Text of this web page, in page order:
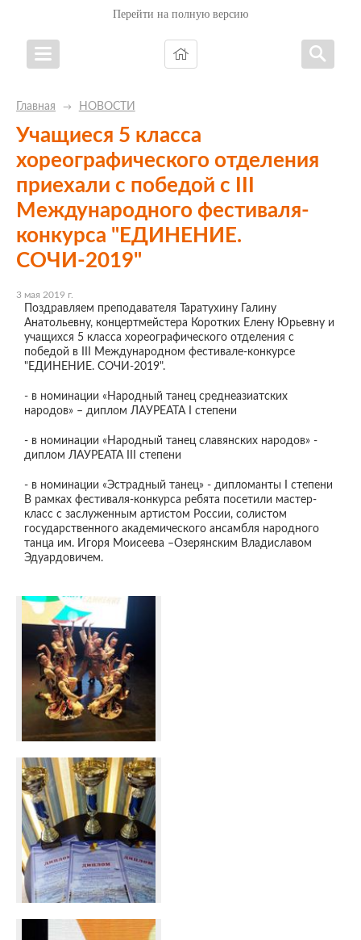
Перейти на полную версию
Главная → НОВОСТИ
Учащиеся 5 класса
хореографического отделения
приехали с победой с III
Международного фестиваля-
конкурса "ЕДИНЕНИЕ.
СОЧИ-2019"
3 мая 2019 г.
Поздравляем преподавателя Таратухину Галину
Анатольевну, концертмейстера Коротких Елену Юрьевну и
учащихся 5 класса хореографического отделения с
победой в III Международном фестивале-конкурсе
"ЕДИНЕНИЕ. СОЧИ-2019".
- в номинации «Народный танец среднеазиатских
народов» – диплом ЛАУРЕАТА I степени
- в номинации «Народный танец славянских народов» -
диплом ЛАУРЕАТА III степени
- в номинации «Эстрадный танец» - дипломанты I степени
В рамках фестиваля-конкурса ребята посетили мастер-
класс с заслуженным артистом России, солистом
государственного академического ансамбля народного
танца им. Игоря Моисеева –Озерянским Владиславом
Эдуардовичем.